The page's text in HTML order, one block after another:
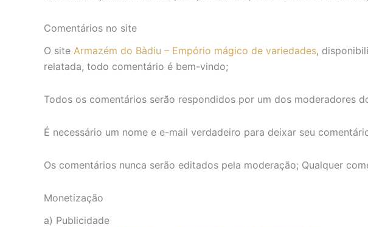
Comentários no site
O site Armazém do Bàdiu – Empório mágico de variedades,
relatada, todo comentário é bem-vindo;
Todos os comentários serão respondidos por um dos moderadores
É necessário um nome e e-mail verdadeiro para deixar seu
Os comentários nunca serão editados pela moderação; Qualquer
Monetização
a) Publicidade